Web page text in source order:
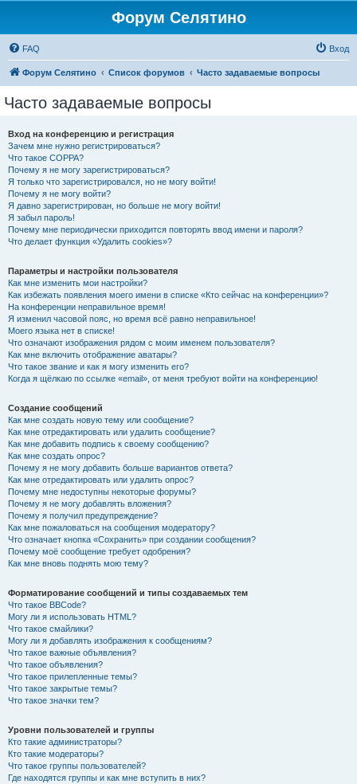
Форум Селятино
FAQ Вход
Форум Селятино Список форумов Часто задаваемые вопросы
Часто задаваемые вопросы
Вход на конференцию и регистрация
Зачем мне нужно регистрироваться?
Что такое COPPA?
Почему я не могу зарегистрироваться?
Я только что зарегистрировался, но не могу войти!
Почему я не могу войти?
Я давно зарегистрирован, но больше не могу войти!
Я забыл пароль!
Почему мне периодически приходится повторять ввод имени и пароля?
Что делает функция «Удалить cookies»?
Параметры и настройки пользователя
Как мне изменить мои настройки?
Как избежать появления моего имени в списке «Кто сейчас на конференции»?
На конференции неправильное время!
Я изменил часовой пояс, но время всё равно неправильное!
Моего языка нет в списке!
Что означают изображения рядом с моим именем пользователя?
Как мне включить отображение аватары?
Что такое звание и как я могу изменить его?
Когда я щёлкаю по ссылке «email», от меня требуют войти на конференцию!
Создание сообщений
Как мне создать новую тему или сообщение?
Как мне отредактировать или удалить сообщение?
Как мне добавить подпись к своему сообщению?
Как мне создать опрос?
Почему я не могу добавить больше вариантов ответа?
Как мне отредактировать или удалить опрос?
Почему мне недоступны некоторые форумы?
Почему я не могу добавлять вложения?
Почему я получил предупреждение?
Как мне пожаловаться на сообщения модератору?
Что означает кнопка «Сохранить» при создании сообщения?
Почему моё сообщение требует одобрения?
Как мне вновь поднять мою тему?
Форматирование сообщений и типы создаваемых тем
Что такое BBCode?
Могу ли я использовать HTML?
Что такое смайлики?
Могу ли я добавлять изображения к сообщениям?
Что такое важные объявления?
Что такое объявления?
Что такое прилепленные темы?
Что такое закрытые темы?
Что такое значки тем?
Уровни пользователей и группы
Кто такие администраторы?
Кто такие модераторы?
Что такое группы пользователей?
Где находятся группы и как мне вступить в них?